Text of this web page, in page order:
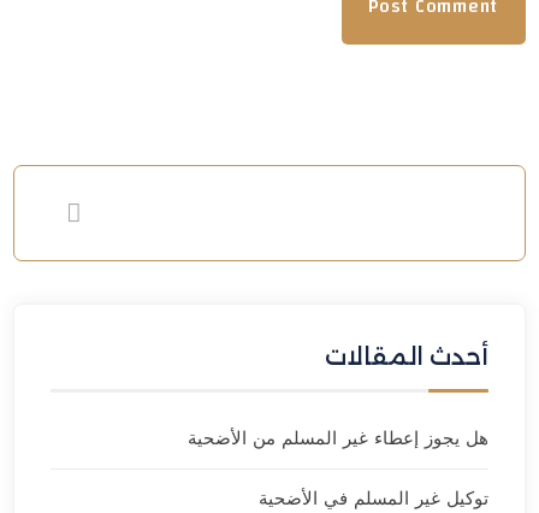
أحدث المقالات
هل يجوز إعطاء غير المسلم من الأضحية
توكيل غير المسلم في الأضحية